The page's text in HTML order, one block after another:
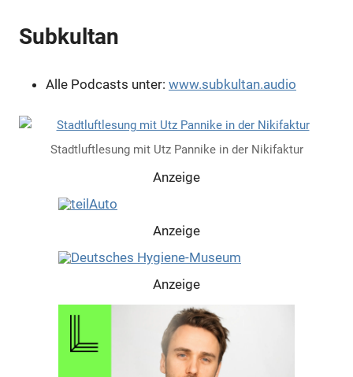
Subkultan
Alle Podcasts unter: www.subkultan.audio
Stadtluftlesung mit Utz Pannike in der Nikifaktur
Anzeige
Anzeige
Anzeige